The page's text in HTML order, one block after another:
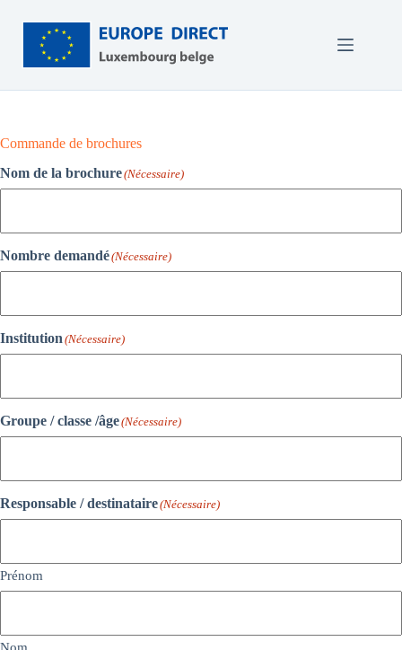
contenu
Commande de brochures
Nom de la brochure(Nécessaire)
Nombre demandé(Nécessaire)
Institution (Nécessaire)
Groupe / classe /âge(Nécessaire)
Responsable / destinataire(Nécessaire)
Prénom
Nom